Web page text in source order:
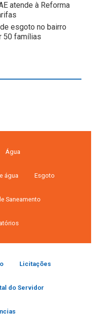
atende à Reforma
esgoto no bairro
50 famílias
Água
água Esgoto
Saneamento
Licitações
do Servidor